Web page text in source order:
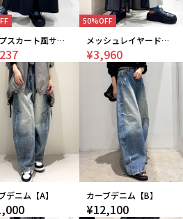
ラップスカート風サルエルパンツ
50%OFF
メッシュレイヤードパンツ
¥3,960
デニム【A】 カーブデニム【B】
¥12,100